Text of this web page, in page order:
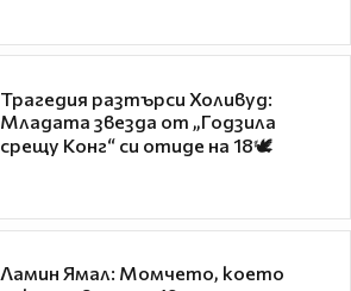
Трагедия разтърси Холивуд:
Младата звезда от „Годзила
срещу Конг“ си отиде на 18🕊️
Ламин Ямал: Момчето, което